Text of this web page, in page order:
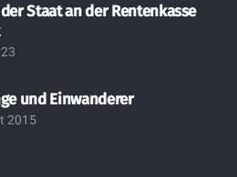
Staat an der Rentenkasse
und Einwanderer
2015